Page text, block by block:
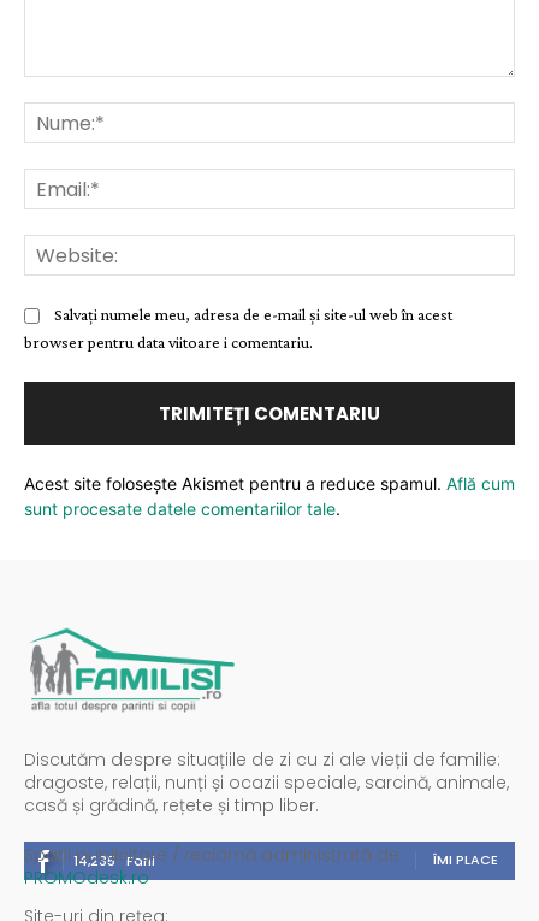
Salvați numele meu, adresa de e-mail și site-ul web în acest
browser pentru data viitoare i comentariu.
Acest site folosește Akismet pentru a reduce spamul. Află cum
sunt procesate datele comentariilor tale.
Discutăm despre situațiile de zi cu zi ale vieții de familie:
dragoste, relații, nunți și ocazii speciale, sarcină, animale,
casă și grădină, rețete și timp liber.
14,235 Fani ÎMI PLACE
Spații publicitare / reclamă administrată de
PROMOdesk.ro
Site-uri din rețea: